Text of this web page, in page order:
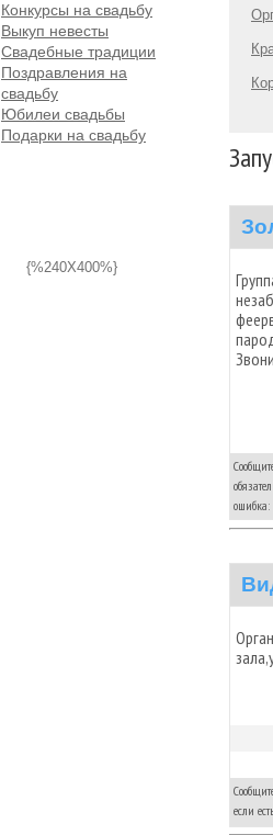
Конкурсы на свадьбу
Выкуп невесты
Свадебные традиции
Поздравления на
свадьбу
Юбилеи свадьбы
Подарки на свадьбу
{%240X400%}
ошибка:
если